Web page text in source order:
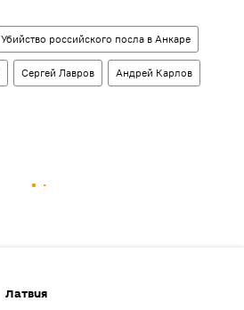
Убийство российского посла в Анкаре
Сергей Лавров Андрей Карлов
Латвия